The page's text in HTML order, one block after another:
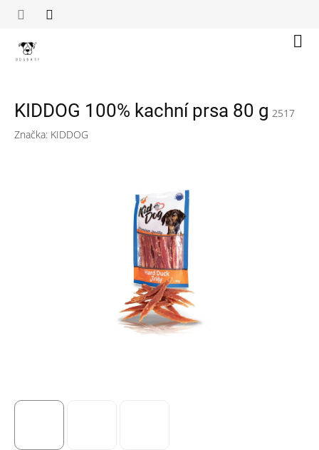
KIDDOG 100% kachní prsa 80 g 2517
Značka: KIDDOG